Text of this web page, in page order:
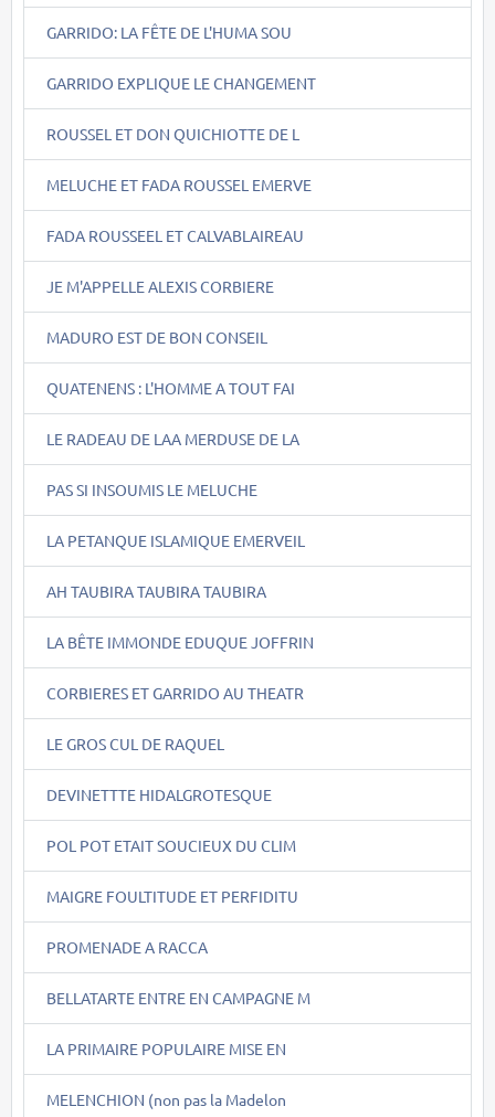
GARRIDO: LA FÊTE DE L'HUMA SOU
GARRIDO EXPLIQUE LE CHANGEMENT
ROUSSEL ET DON QUICHIOTTE DE L
MELUCHE ET FADA ROUSSEL EMERVE
FADA ROUSSEEL ET CALVABLAIREAU
JE M'APPELLE ALEXIS CORBIERE
MADURO EST DE BON CONSEIL
QUATENENS : L'HOMME A TOUT FAI
LE RADEAU DE LAA MERDUSE DE LA
PAS SI INSOUMIS LE MELUCHE
LA PETANQUE ISLAMIQUE EMERVEIL
AH TAUBIRA TAUBIRA TAUBIRA
LA BÊTE IMMONDE EDUQUE JOFFRIN
CORBIERES ET GARRIDO AU THEATR
LE GROS CUL DE RAQUEL
DEVINETTTE HIDALGROTESQUE
POL POT ETAIT SOUCIEUX DU CLIM
MAIGRE FOULTITUDE ET PERFIDITU
PROMENADE A RACCA
BELLATARTE ENTRE EN CAMPAGNE M
LA PRIMAIRE POPULAIRE MISE EN
MELENCHION (non pas la Madelon